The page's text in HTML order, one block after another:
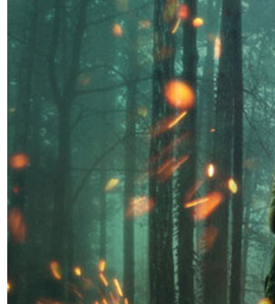
известен своей
великолепной...